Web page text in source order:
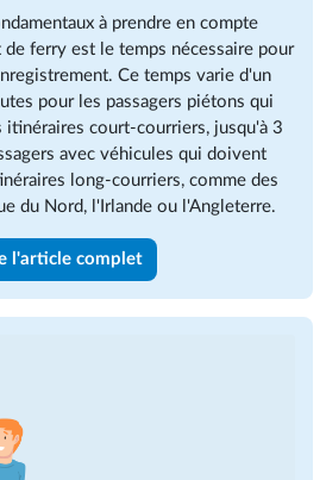
à prendre en compte
ferry est le temps nécessaire pour
Ce temps varie d'un
pour les passagers piétons qui
court-courriers, jusqu'à 3
avec véhicules qui doivent
long-courriers, comme des
du Nord, l'Irlande ou l'Angleterre.
l'article complet